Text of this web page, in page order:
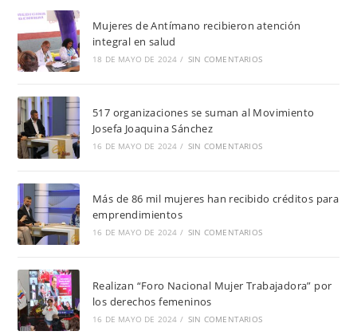
Mujeres de Antímano recibieron atención
integral en salud
18 DE MAYO DE 2024 / SIN COMENTARIOS
517 organizaciones se suman al Movimiento
Josefa Joaquina Sánchez
16 DE MAYO DE 2024 / SIN COMENTARIOS
Más de 86 mil mujeres han recibido créditos para
emprendimientos
16 DE MAYO DE 2024 / SIN COMENTARIOS
Realizan “Foro Nacional Mujer Trabajadora” por
los derechos femeninos
16 DE MAYO DE 2024 / SIN COMENTARIOS